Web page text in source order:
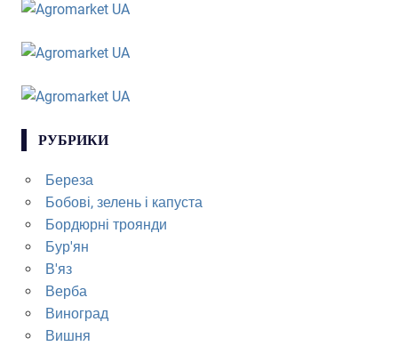
РУБРИКИ
Береза
Бобові, зелень і капуста
Бордюрні троянди
Бур'ян
В'яз
Верба
Виноград
Вишня